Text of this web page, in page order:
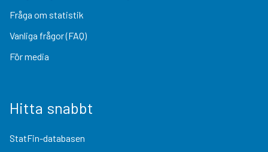
Fråga om statistik
Vanliga frågor (FAQ)
För media
Hitta snabbt
StatFin-databasen